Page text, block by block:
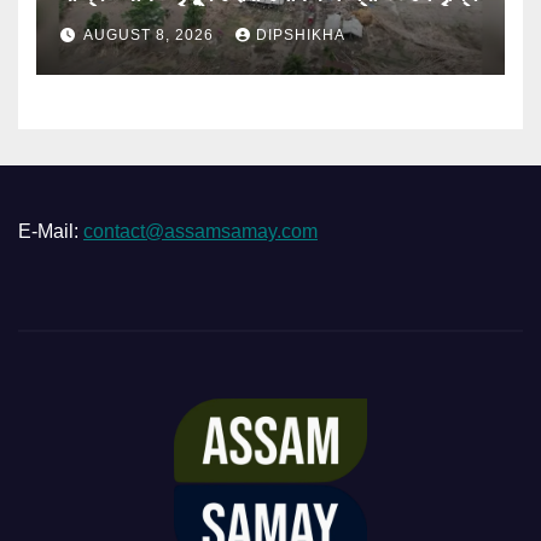
AUGUST 8, 2026 DIPSHIKHA
E-Mail: contact@assamsamay.com